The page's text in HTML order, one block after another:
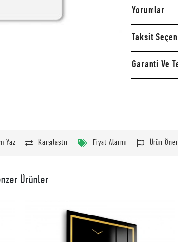
Yorumlar
Taksit
Garanti Ve
Yaz Karşılaştır Fiyat Alarmı Ürün
Ürünler